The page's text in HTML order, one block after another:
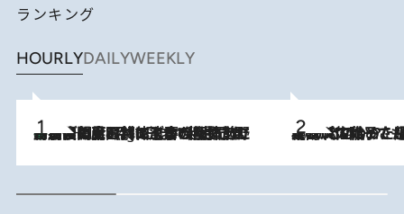
ランキング
HOURLYDAILYWEEKLY
11 Hours Ago
「最後に見られてよかった」上野動物園の東園パンダ舎が解体前に特別公開。8月16日まで延長されたパネル展と共に辿る“半世紀”のパンダ飼育《解体工事の図面あり》 2026.8.5
【阿川佐和子さんの年とる力】なぜ70代で始めた趣味は“こんなに楽しい”のか？ ピアノ、俳句…スランプに陥っても続けられる“ある秘訣”とは